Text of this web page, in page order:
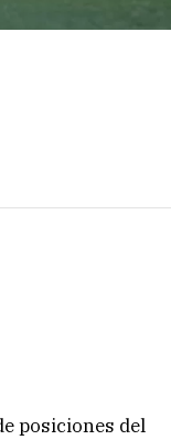
posiciones del